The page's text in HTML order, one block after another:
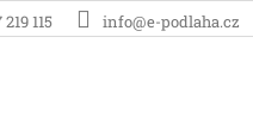
115 info@e-podlaha.cz